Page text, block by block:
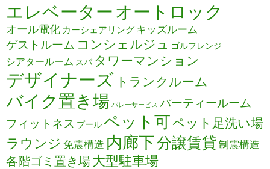
エレベーター オートロック
オール電化 カーシェアリング キッズルーム
ゲストルーム コンシェルジュ ゴルフレンジ
シアタールーム スパ タワーマンション
デザイナーズ トランクルーム
バイク置き場 バレーサービス パーティールーム
フィットネス プールペット可ペット足洗い場
ラウンジ 免震構造 内廊下分譲賃貸制震構造
各階ゴミ置き場大型駐車場